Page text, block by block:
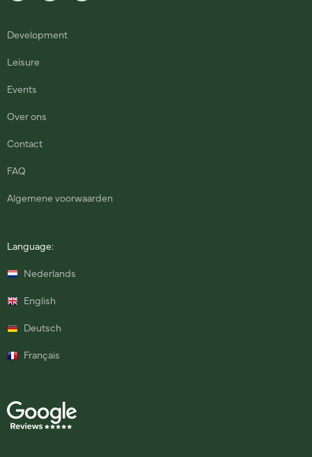
Development
Leisure
Events
Over ons
Contact
FAQ
Algemene voorwaarden
Language:
Nederlands
English
Deutsch
Français